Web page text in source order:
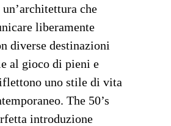
che
liberamente
diverse destinazioni
al gioco di pieni e
uno stile di vita
The 50’s
introduzione